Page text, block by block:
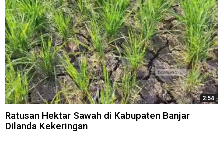
2:54
Ratusan Hektar Sawah di Kabupaten Banjar
Dilanda Kekeringan